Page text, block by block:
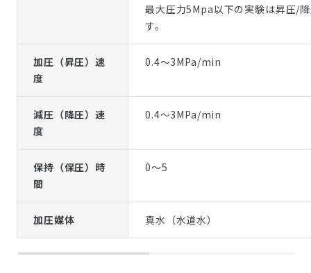
最大圧力5Mpa以下の実験は昇圧/
す。
加圧（昇圧）速
度
0.4～3MPa/min
減圧（降圧）速
度
0.4～3MPa/min
保持（保圧）時
間
0～5
加圧媒体 真水（水道水）